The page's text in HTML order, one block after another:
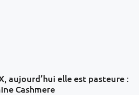
aujourd’hui elle est pasteure :
Cashmere